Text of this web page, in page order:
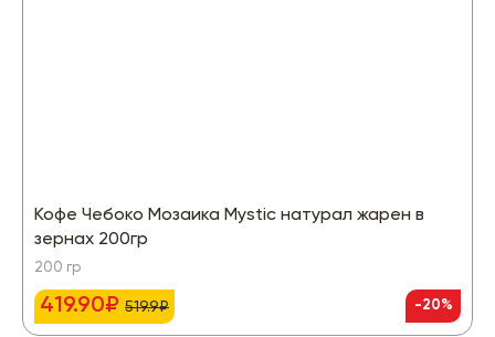
Кофе Чебоко Мозаика Mystic натурал жарен в
зернах 200гр
200 гр
419.90₽ 519.9₽ -20%